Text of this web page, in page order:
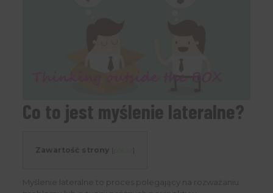
Co to jest myślenie lateralne?
Zawartość strony
Myślenie lateralne to proces polegający na rozważaniu